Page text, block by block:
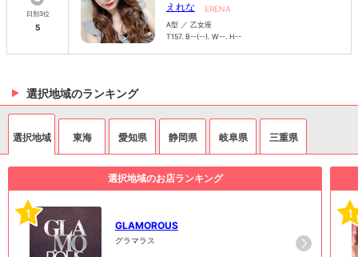
日別3位
5
えれな ERENA
A型 ／ 乙女座
T157. B--(--). W--. H--
選択地域のランキング
選択地域 東海 愛知県 静岡県 岐阜県 三重県
選択地域のお店ランキング
1
GLAMOROUS
グラマラス
1